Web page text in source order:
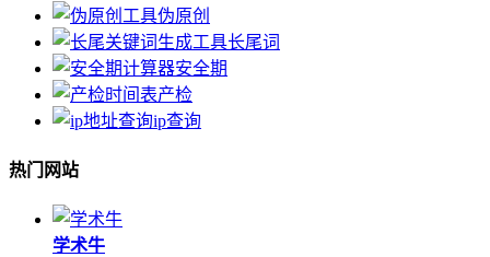
伪原创
长尾词
安全期
产检
ip查询
热门网站
学术牛